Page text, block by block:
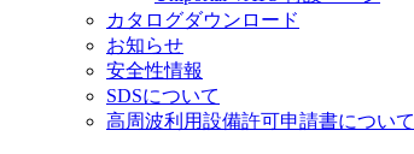
カタログダウンロード
お知らせ
安全性情報
SDSについて
高周波利用設備許可申請書について